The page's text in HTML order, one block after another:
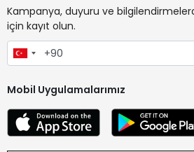
Kampanya, duyuru ve
için kayıt olun.
Mobil Uygulamalarımız